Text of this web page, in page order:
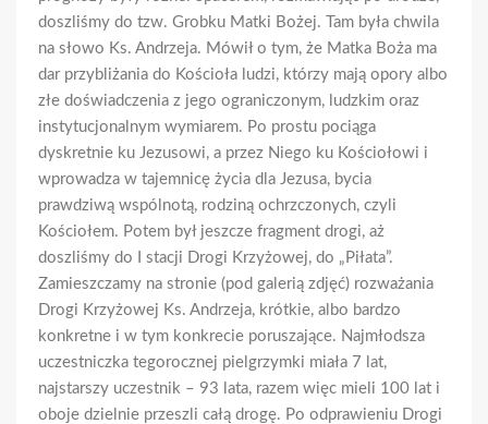
doszliśmy do tzw. Grobku Matki Bożej. Tam była chwila
na słowo Ks. Andrzeja. Mówił o tym, że Matka Boża ma
dar przybliżania do Kościoła ludzi, którzy mają opory albo
złe doświadczenia z jego ograniczonym, ludzkim oraz
instytucjonalnym wymiarem. Po prostu pociąga
dyskretnie ku Jezusowi, a przez Niego ku Kościołowi i
wprowadza w tajemnicę życia dla Jezusa, bycia
prawdziwą wspólnotą, rodziną ochrzczonych, czyli
Kościołem. Potem był jeszcze fragment drogi, aż
doszliśmy do I stacji Drogi Krzyżowej, do „Piłata”.
Zamieszczamy na stronie (pod galerią zdjęć) rozważania
Drogi Krzyżowej Ks. Andrzeja, krótkie, albo bardzo
konkretne i w tym konkrecie poruszające. Najmłodsza
uczestniczka tegorocznej pielgrzymki miała 7 lat,
najstarszy uczestnik – 93 lata, razem więc mieli 100 lat i
oboje dzielnie przeszli całą drogę. Po odprawieniu Drogi